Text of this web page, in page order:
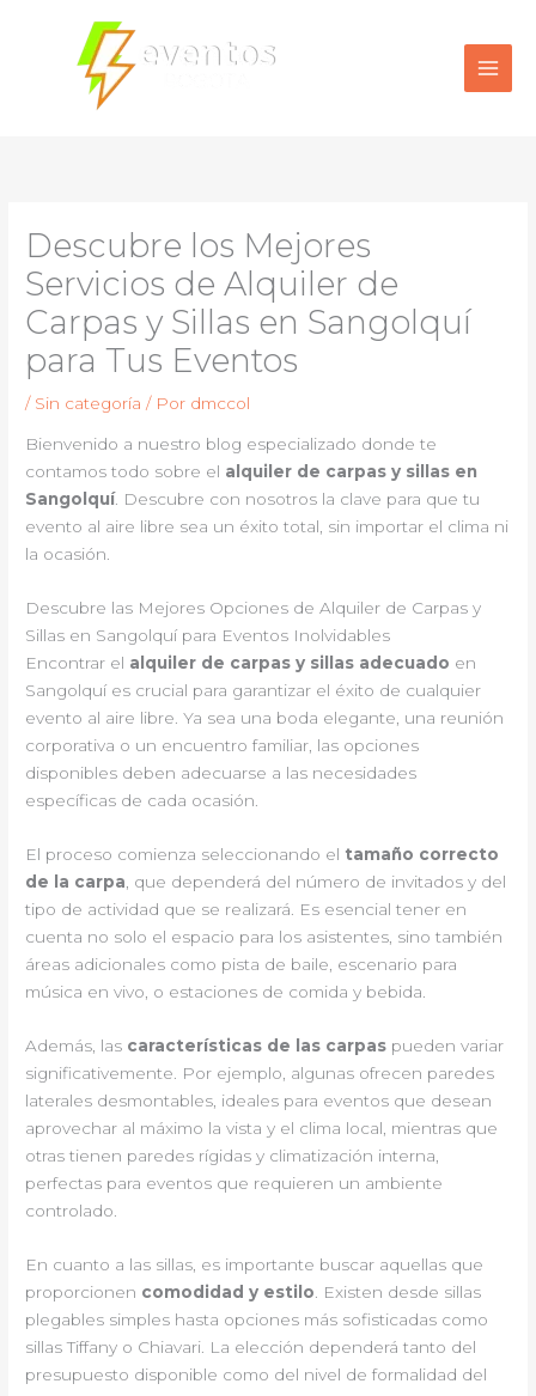
contenido
Descubre los Mejores
Servicios de Alquiler de
Carpas y Sillas en Sangolquí
para Tus Eventos
/ Sin categoría / Por dmccol
Bienvenido a nuestro blog especializado donde te
contamos todo sobre el alquiler de carpas y sillas en
Sangolquí. Descubre con nosotros la clave para que tu
evento al aire libre sea un éxito total, sin importar el clima ni
la ocasión.
Descubre las Mejores Opciones de Alquiler de Carpas y
Sillas en Sangolquí para Eventos Inolvidables
Encontrar el alquiler de carpas y sillas adecuado en
Sangolquí es crucial para garantizar el éxito de cualquier
evento al aire libre. Ya sea una boda elegante, una reunión
corporativa o un encuentro familiar, las opciones
disponibles deben adecuarse a las necesidades
específicas de cada ocasión.
El proceso comienza seleccionando el tamaño correcto
de la carpa , que dependerá del número de invitados y del
tipo de actividad que se realizará. Es esencial tener en
cuenta no solo el espacio para los asistentes, sino también
áreas adicionales como pista de baile, escenario para
música en vivo, o estaciones de comida y bebida.
Además, las características de las carpas pueden variar
significativemente. Por ejemplo, algunas ofrecen paredes
laterales desmontables, ideales para eventos que desean
aprovechar al máximo la vista y el clima local, mientras que
otras tienen paredes rígidas y climatización interna,
perfectas para eventos que requieren un ambiente
controlado.
En cuanto a las sillas, es importante buscar aquellas que
proporcionen comodidad y estilo . Existen desde sillas
plegables simples hasta opciones más sofisticadas como
sillas Tiffany o Chiavari. La elección dependerá tanto del
presupuesto disponible como del nivel de formalidad del